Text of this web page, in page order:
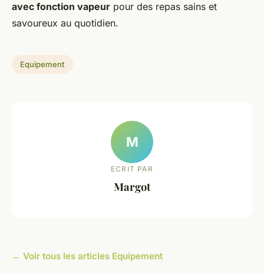
avec fonction vapeur pour des repas sains et
savoureux au quotidien.
Equipement
M
ECRIT PAR
Margot
← Voir tous les articles Equipement